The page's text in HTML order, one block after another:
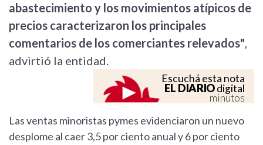
abastecimiento y los movimientos atípicos de
precios caracterizaron los principales
comentarios de los comerciantes relevados",
advirtió la entidad.
Escuchá esta nota
EL DIARIOdigital
minutos
Las ventas minoristas pymes evidenciaron un nuevo
desplome al caer 3,5 por ciento anual y 6 por ciento